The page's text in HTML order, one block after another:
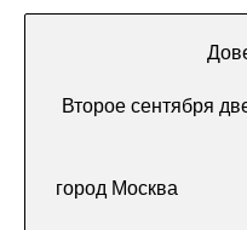
Второе сентября
город Москва